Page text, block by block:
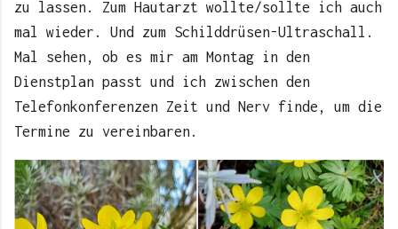
zu lassen. Zum Hautarzt wollte/sollte ich auch
mal wieder. Und zum Schilddrüsen-Ultraschall.
Mal sehen, ob es mir am Montag in den
Dienstplan passt und ich zwischen den
Telefonkonferenzen Zeit und Nerv finde, um die
Termine zu vereinbaren.